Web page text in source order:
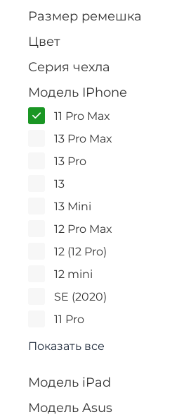
Размер ремешка
Цвет
Серия чехла
Модель IPhone
11 Pro Max
13 Pro Max
13 Pro
13
13 Mini
12 Pro Max
12 (12 Pro)
12 mini
SE (2020)
11 Pro
Показать все
Модель iPad
Модель Asus